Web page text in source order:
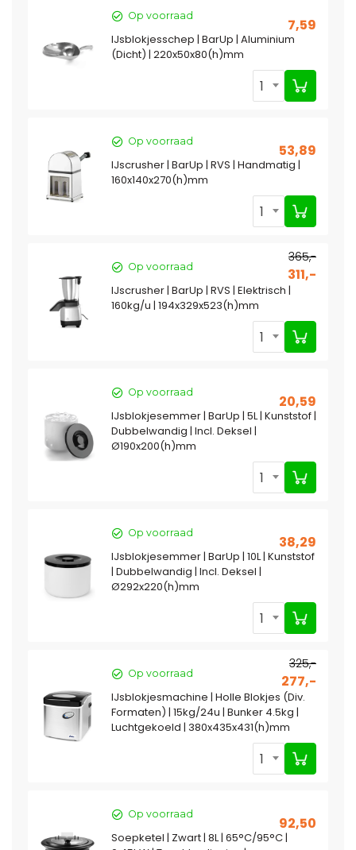
Op voorraad
7,59
IJsblokjesschep | BarUp | Aluminium
(Dicht) | 220x50x80(h)mm
1
Op voorraad
53,89
IJscrusher | BarUp | RVS | Handmatig |
160x140x270(h)mm
1
Op voorraad
365,-
311,-
IJscrusher | BarUp | RVS | Elektrisch |
160kg/u | 194x329x523(h)mm
1
Op voorraad
20,59
IJsblokjesemmer | BarUp | 5L | Kunststof |
Dubbelwandig | Incl. Deksel |
Ø190x200(h)mm
1
Op voorraad
38,29
IJsblokjesemmer | BarUp | 10L | Kunststof
| Dubbelwandig | Incl. Deksel |
Ø292x220(h)mm
1
Op voorraad
325,-
277,-
IJsblokjesmachine | Holle Blokjes (Div.
Formaten) | 15kg/24u | Bunker 4.5kg |
Luchtgekoeld | 380x435x431(h)mm
1
Op voorraad
92,50
Soepketel | Zwart | 8L | 65°C/95°C |